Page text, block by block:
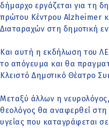
δήμαρχο εργάζεται για τη
πρώτου Κέντρου Alzheimer
Διαταραχών στη δημοτική
Και αυτή η εκδήλωση του
το απόγευμα και θα
Κλειστό Δημοτικό Θέατρο
Μεταξύ άλλων η
θεολόγος θα αναφερθεί στη
υγείας που καταγράφεται σε